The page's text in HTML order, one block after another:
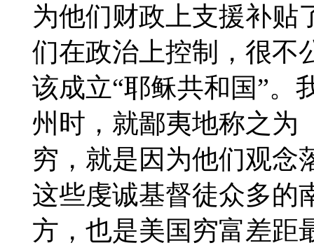
为他们财政上支援补贴
们在政治上控制，很不
该成立“耶稣共和国”。
州时，就鄙夷地称之为
穷，就是因为他们观念
这些虔诚基督徒众多的
方，也是美国穷富差距